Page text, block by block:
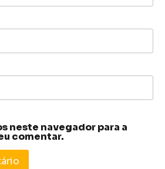
neste navegador para a
comentar.